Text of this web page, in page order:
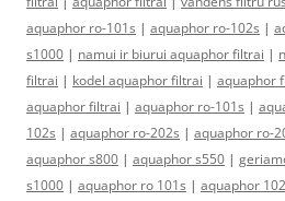
aquaphor ro-101s | aquaphor ro-102s |
s1000 | namui ir biurui aquaphor filtrai |
filtrai | kodel aquaphor filtrai | aquaphor
aquaphor filtrai | aquaphor ro-101s |
102s | aquaphor ro-202s | aquaphor ro-
aquaphor s800 | aquaphor s550 |
s1000 | aquaphor ro 101s | aquaphor